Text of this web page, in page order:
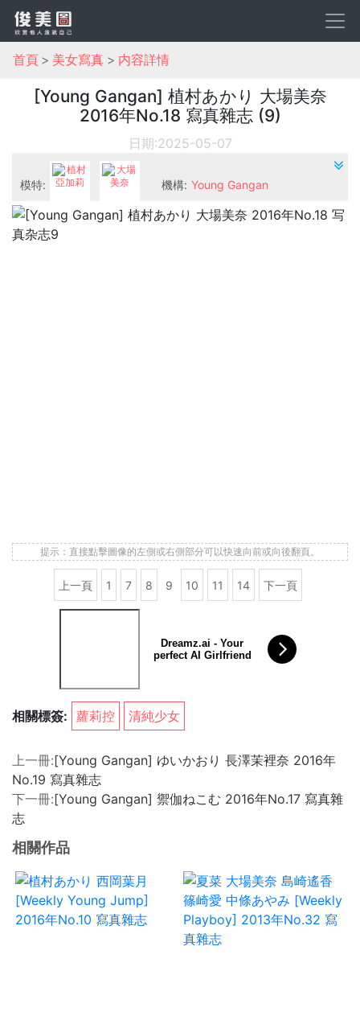
首頁 美女寫真 内容詳情
[Young Gangan] 植村あかり 大場美奈
2016年No.18 寫真雜志 (9)
日期:2025-05-07
模特:
植村亞加莉 大場美奈
機構: Young Gangan
提示：直接點擊圖像的左側或右側部分可以快速向前或向後翻頁。
上一頁 1 7 8 9 10 11 14 下一頁
Dreamz.ai - Your
perfect AI Girlfriend
相關標簽: 蘿莉控 清純少女
上一冊:[Young Gangan] ゆいかおり 長澤茉裡奈 2016年
No.19 寫真雜志
下一冊:[Young Gangan] 禦伽ねこむ 2016年No.17 寫真雜
志
相關作品